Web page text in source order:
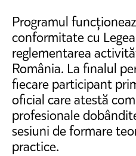
Programul
conformitate cu
reglementarea
România. La finalul
fiecare participant
oficial care atestă
profesionale
sesiuni de formare
practice.